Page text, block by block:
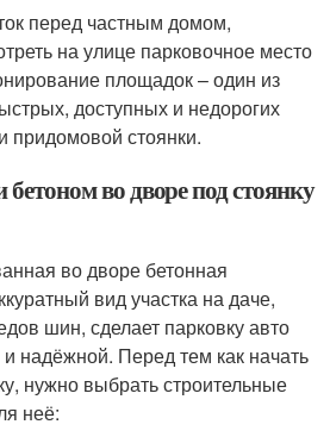
перед частным домом,
на улице парковочное место
площадок – один из
доступных и недорогих
придомовой стоянки.
во дворе под стоянку
во дворе бетонная
вид участка на даче,
шин, сделает парковку авто
надёжной. Перед тем как начать
нужно выбрать строительные
неё: